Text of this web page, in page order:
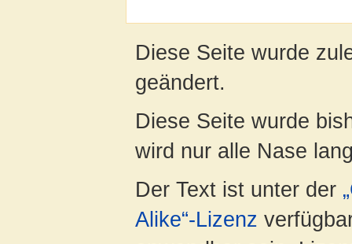
Diese Seite wurde
geändert.
Diese Seite wurde
wird nur alle Nase
Der Text ist unter der
Alike“-Lizenz